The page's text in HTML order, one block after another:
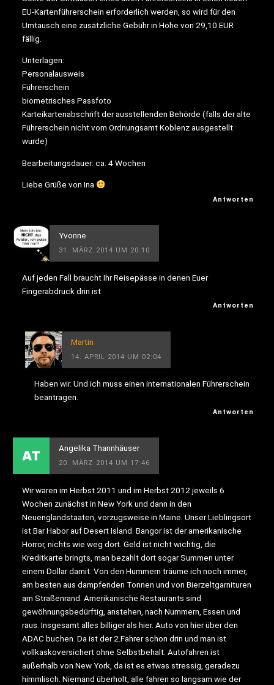
EU-Kartenführerschein erforderlich werden, so wird für den
Umtausch eine zusätzliche Gebühr in Höhe von 29,10 EUR
fällig.
Unterlagen:
Personalausweis
Führerschein
biometrisches Passfoto
Karteikartenabschrift der ausstellenden Behörde (falls der alte
Führerschein nicht vom Ordnungsamt Koblenz ausgestellt
wurde)
Bearbeitungsdauer: ca. 4 Wochen
Liebe Grüße von Ina
Antworten
Yvonne
31. MÄRZ 2014 UM 20:10
Auf jeden Fall braucht Ihr Reisepässe in denen Euer
Fingerabdruck drin ist
Antworten
Martin
14. APRIL 2014 UM 02:04
Haben wir. Und ich muss einen internationalen Führerschein
beantragen.
Antworten
Angelika Thannhäuser
20. MÄRZ 2014 UM 17:46
Wir waren im Herbst 2011 und im Herbst 2012 jeweils 6
Wochen zunächst in New York und dann in den
Neuenglandstaaten, vorzugsweise in Maine. Unser Lieblingsort
ist Bar Habor auf Desert Island. Bangor ist der amerikanische
Horror, nichts wie weg dort. Geld ist nicht wichtig, die
Kreditkarte bringts, man bezahlt dort sogar Summen unter
einem Dollar damit. Von den Hummern träume ich noch immer,
am besten aus dampfenden Tonnen und von Bierzeltgarnituren
am Straßenrand. Amerikanische Restaurants sind
gewöhnungsbedürftig, anstehen, nach Nummern, Essen und
raus. Insgesamt alles billiger als hier. Auto von hier über den
ADAC buchen. Da ist der 2.Fahrer schon drin und man ist
vollkaskoversichert ohne Selbstbehalt. Autofahren ist
außerhalb von New York, da ist es etwas stressig, geradezu
himmlisch. Niemand überholt, alle fahren so langsam wie der